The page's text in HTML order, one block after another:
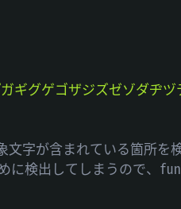
グゲゴザジズゼゾダヂヅ
字が含まれている箇所を
検出してしまうので、